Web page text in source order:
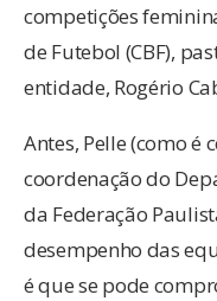
competições
de Futebol (CBF),
entidade, Rogério
Antes, Pelle (como é
coordenação do
da Federação
desempenho das
é que se pode